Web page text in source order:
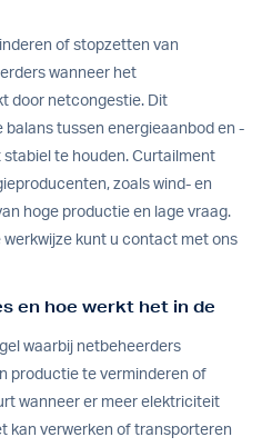
of stopzetten van
wanneer het
door netcongestie. Dit
tussen energieaanbod en -
te houden. Curtailment
zoals wind- en
hoge productie en lage vraag.
werkwijze kunt u contact met ons
en hoe werkt het in de
waarbij netbeheerders
productie te verminderen of
wanneer er meer elektriciteit
kan verwerken of transporteren